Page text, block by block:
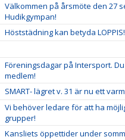
Välkommen på årsmöte den 27
Hudikgympan!
Höststädning kan betyda LOPPIS!
Föreningsdagar på Intersport.
medlem!
SMART- lägret v. 31 är nu ett
Vi behöver ledare för att ha
grupper!
Kansliets öppettider under